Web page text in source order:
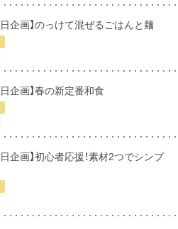
日企画】のっけて混ぜるごはんと麺
日企画】春の新定番和食
日企画】初心者応援！素材2つでシンプ